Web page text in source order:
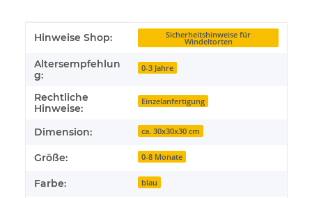
Produkteigenschaft
Wert
Hinweise Shop: Sicherheitshinweise für
Windeltorten
Altersempfehlun
g:
0-3 Jahre
Rechtliche
Hinweise:
Einzelanfertigung
Dimension: ca. 30x30x30 cm
Größe: 0-8 Monate
Farbe: blau